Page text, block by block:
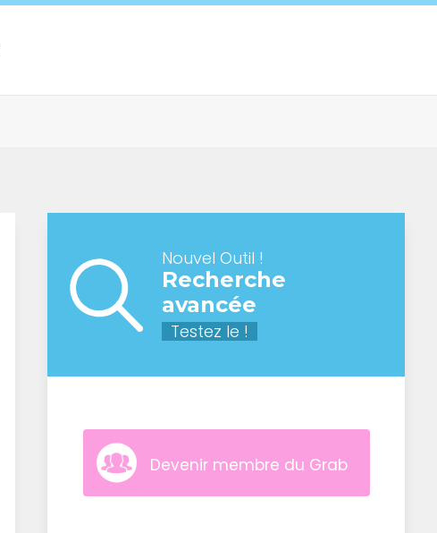
Nouvel Outil !
Recherche
avancée
Testez le !
Devenir membre du Grab